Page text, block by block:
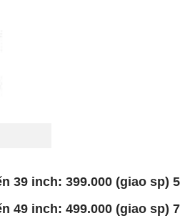
39 inch: 399.000 (giao sp)
49 inch: 499.000 (giao sp)